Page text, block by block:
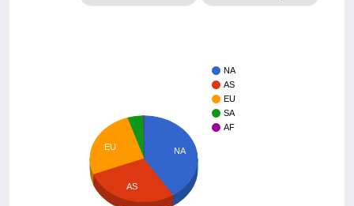
NA
AS
EU
SA
AF
NA
EU
AS